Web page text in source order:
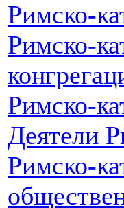
Римско-
Римско-
Римско-
Деятели
Римско-